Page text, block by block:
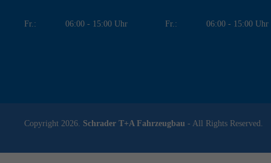
Fr.: 06:00 - 15:00 Uhr Fr.: 06:00 - 15:00 Uhr
Copyright 2026. Schrader T+A Fahrzeugbau - All Rights Reserved.